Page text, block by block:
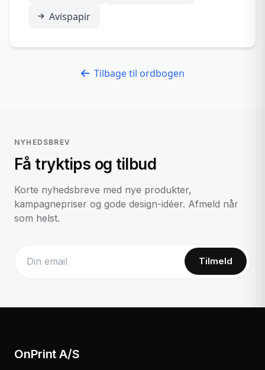
Avispapir
Tilbage til ordbogen
NYHEDSBREV
Få tryktips og tilbud
Korte nyhedsbreve med nye produkter,
kampagnepriser og gode design-idéer. Afmeld når
som helst.
Tilmeld
OnPrint A/S